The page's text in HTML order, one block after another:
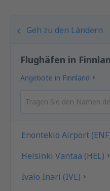
Geh zu den Ländern
Flughäfen in
Angebote in Finnland
Enontekio Airport
Helsinki Vantaa (HEL)
Ivalo Inari (IVL)